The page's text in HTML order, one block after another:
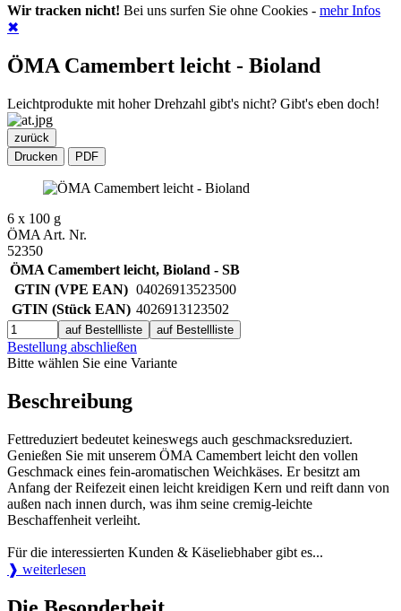
Wir tracken nicht! Bei uns surfen Sie ohne Cookies - mehr Infos
✖
ÖMA Camembert leicht - Bioland
Leichtprodukte mit hoher Drehzahl gibt's nicht? Gibt's eben doch!
zurück
Drucken
PDF
6 x 100 g
ÖMA Art. Nr.
52350
ÖMA Camembert leicht, Bioland - SB
GTIN (VPE EAN) 04026913523500
GTIN (Stück EAN) 4026913123502
auf Bestellliste auf Bestellliste
Bestellung abschließen
Bitte wählen Sie eine Variante
Beschreibung
Fettreduziert bedeutet keineswegs auch geschmacksreduziert.
Genießen Sie mit unserem ÖMA Camembert leicht den vollen
Geschmack eines fein-aromatischen Weichkäses. Er besitzt am
Anfang der Reifezeit einen leicht kreidigen Kern und reift dann von
außen nach innen durch, was ihm seine cremig-leichte
Beschaffenheit verleiht.
Für die interessierten Kunden & Käseliebhaber gibt es...
❱ weiterlesen